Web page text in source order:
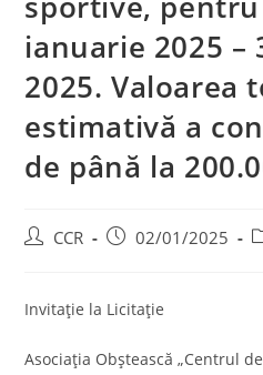
ianuarie 2025 –
2025. Valoarea
estimativă a
de până la
CCR 02/01/2025
Invitație la Licitație
Asociația Obștească „Centrul